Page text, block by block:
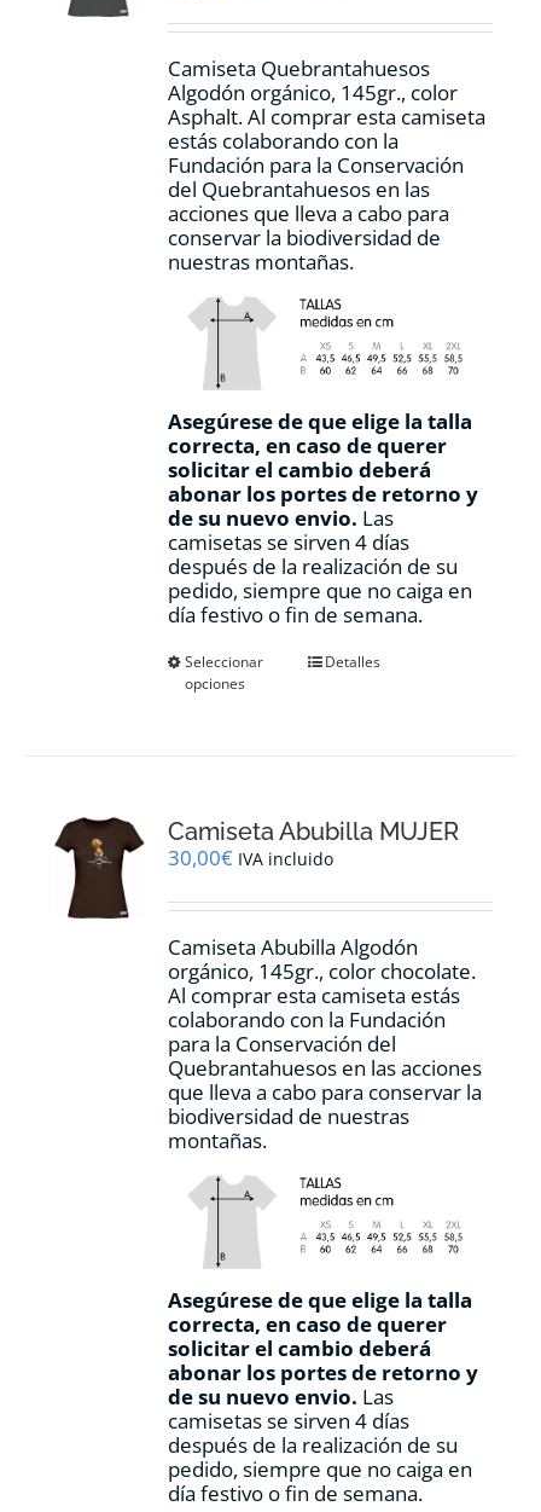
la
de
producto
Camiseta Quebrantahuesos
Algodón orgánico, 145gr., color
Asphalt. Al comprar esta camiseta
estás colaborando con la
Fundación para la Conservación
del Quebrantahuesos en las
acciones que lleva a cabo para
conservar la biodiversidad de
nuestras montañas.
Asegúrese de que elige la talla
correcta, en caso de querer
solicitar el cambio deberá
abonar los portes de retorno y
de su nuevo envio. Las
camisetas se sirven 4 días
después de la realización de su
pedido, siempre que no caiga en
día festivo o fin de semana.
Seleccionar
opciones
Este
se
pueden
en
página
de
producto
Detalles
Camiseta Abubilla MUJER
30,00€ IVA incluido
Camiseta Abubilla Algodón
orgánico, 145gr., color chocolate.
Al comprar esta camiseta estás
colaborando con la Fundación
para la Conservación del
Quebrantahuesos en las acciones
que lleva a cabo para conservar la
biodiversidad de nuestras
montañas.
Asegúrese de que elige la talla
correcta, en caso de querer
solicitar el cambio deberá
abonar los portes de retorno y
de su nuevo envio. Las
camisetas se sirven 4 días
después de la realización de su
pedido, siempre que no caiga en
día festivo o fin de semana.